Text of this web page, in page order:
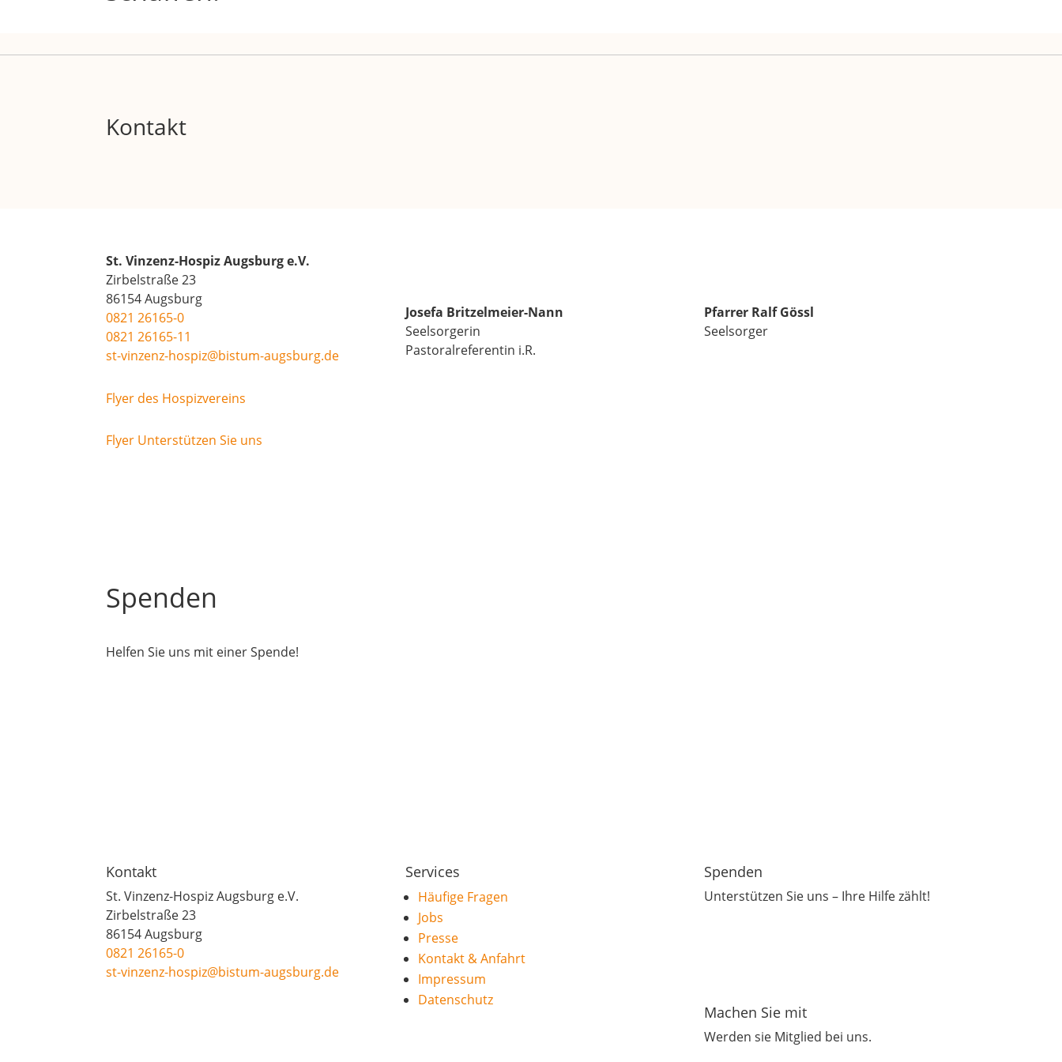
Kontakt
St. Vinzenz-Hospiz Augsburg e.V.
Zirbelstraße 23
86154 Augsburg
0821 26165-0
0821 26165-11
st-vinzenz-hospiz@bistum-augsburg.de
Flyer des Hospizvereins
Flyer Unterstützen Sie uns
Josefa Britzelmeier-Nann
Seelsorgerin
Pastoralreferentin i.R.
Pfarrer Ralf Gössl
Seelsorger
Spenden
Helfen Sie uns mit einer Spende!
Kontakt
St. Vinzenz-Hospiz Augsburg e.V.
Zirbelstraße 23
86154 Augsburg
0821 26165-0
st-vinzenz-hospiz@bistum-augsburg.de
Services
Häufige Fragen
Jobs
Presse
Kontakt & Anfahrt
Impressum
Datenschutz
Spenden
Unterstützen Sie uns – Ihre Hilfe zählt!
Machen Sie mit
Werden sie Mitglied bei uns.